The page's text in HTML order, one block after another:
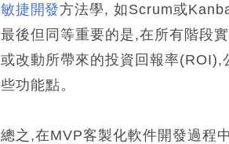
敏捷開發方法學, 如Scrum或
最後但同等重要的是,在所有階段
或改動所帶來的投資回報率(ROI),
些功能點。
總之,在MVP客製化軟件開發過程